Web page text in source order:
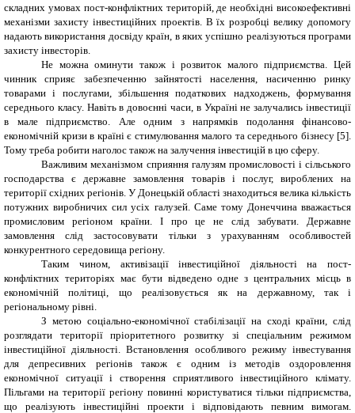
складних умовах пост-конфліктних територій, де необхідні високоефективні
механізми захисту інвестиційних проектів. В їх розробці велику допомогу
надають використання досвіду країн, в яких успішно реалізуються програми
захисту інвесторів.
Не можна оминути також і розвиток малого підприємства. Цей
чинник сприяє забезпеченню зайнятості населення, насиченню ринку
товарами і послугами, збільшення податкових надходжень, формування
середнього класу. Навіть в довоєнні часи, в Україні не залучались інвестиції
в мале підприємство. Але одним з напрямків подолання фінансово-
економічній кризи в країні є стимулювання малого та середнього бізнесу [5]
Тому треба робити наголос також на залучення інвестицій в цю сферу.
Важливим механізмом сприяння галузям промисловості і сільського
господарства є державне замовлення товарів і послуг, вироблених на
території східних регіонів. У Донецькій області знаходиться велика кількість
потужних виробничих сил усіх галузей. Саме тому Донеччина вважається
промисловим регіоном країни. І про це не слід забувати. Державне
замовлення слід застосовувати тільки з урахуванням особливостей
конкурентного середовища регіону.
Таким чином, активізації інвестиційної діяльності на пост-
конфліктних територіях має бути відведено одне з центральних місць в
економічній політиці, що реалізовується як на державному, так і
регіональному рівні.
З метою соціально-економічної стабілізації на сході країни, слід
розглядати території пріоритетного розвитку зі спеціальним режимом
інвестиційної діяльності. Встановлення особливого режиму інвестування
для депресивних регіонів також є одним із методів оздоровлення
економічної ситуації і створення сприятливого інвестиційного клімату.
Пільгами на території регіону повинні користуватися тільки підприємства,
що реалізують інвестиційні проекти і відповідають певним вимогам.